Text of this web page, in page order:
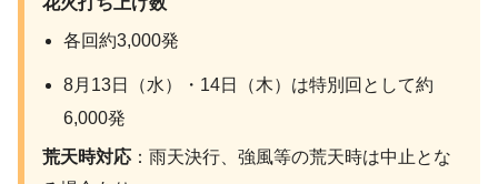
各回約3,000発
8月13日（水）・14日（木）は特別回として約
6,000発
荒天時対応 ：雨天決行、強風等の荒天時は中止とな